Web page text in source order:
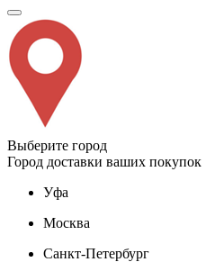
Выберите город
Город доставки ваших покупок
Уфа
Москва
Санкт-Петербург